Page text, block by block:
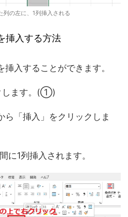
列の左に、1列挿入される
挿入する方法
入することができます。
します。(①)
ら「挿入」をクリックしま
に1列挿入されます。